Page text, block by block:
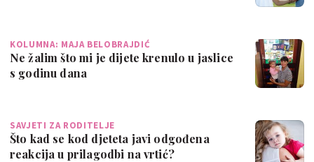
KOLUMNA: MAJA BELOBRAJDIĆ
Ne žalim što mi je dijete krenulo u jaslice
s godinu dana
SAVJETI ZA RODITELJE
Što kad se kod djeteta javi odgođena
reakcija u prilagodbi na vrtić?